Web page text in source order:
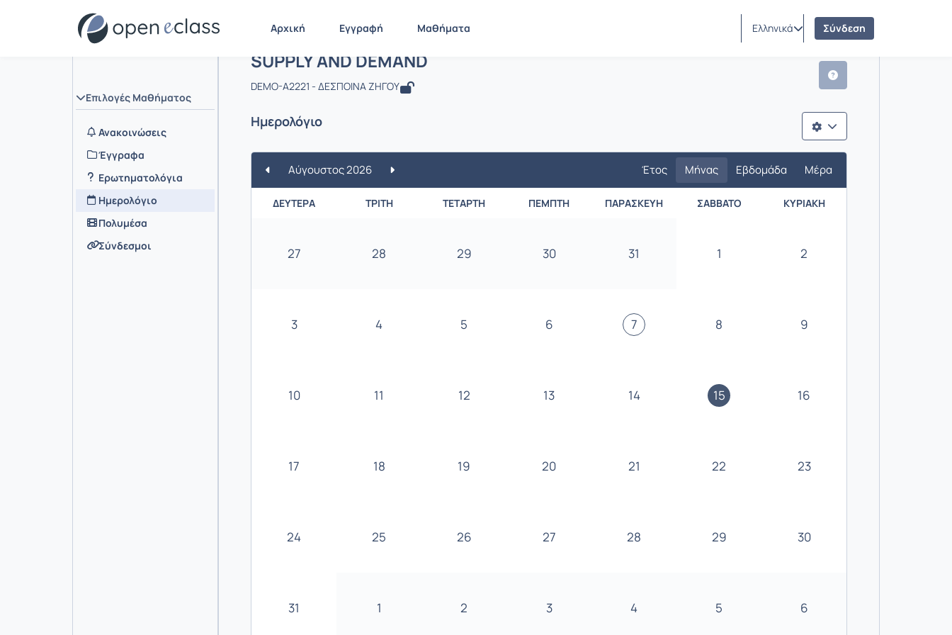
Αρχική Εγγραφή Μαθήματα Ελληνικά Σύνδεση
Επιλογές Μαθήματος
Ανακοινώσεις
Έγγραφα
Ερωτηματολόγια
Ημερολόγιο
Πολυμέσα
Σύνδεσμοι
Μάθημα : SUPPLY AND DEMAND
SUPPLY AND DEMAND
DEMO-A2221 - ΔΕΣΠΟΙΝΑ ΖΗΓΟΥ
Ημερολόγιο
Αύγουστος 2026 Έτος Μήνας Εβδομάδα Μέρα
ΔΕΥΤΈΡΑ ΤΡΊΤΗ ΤΕΤΆΡΤΗ ΠΈΜΠΤΗ ΠΑΡΑΣΚΕΥΉ ΣΆΒΒΑΤΟ ΚΥΡΙΑΚΉ
27 28 29 30 31 1 2
3 4 5 6 7 8 9
10 11 12 13 14 15 16
17 18 19 20 21 22 23
24 25 26 27 28 29 30
31 1 2 3 4 5 6